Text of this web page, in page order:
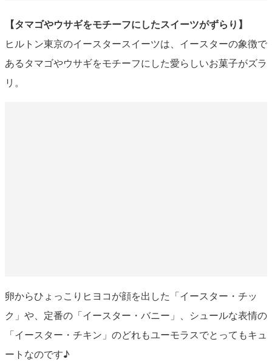
【タマゴやウサギをモチーフにしたスイーツがずらり】
ヒルトン東京のイースタースイーツは、イースターの象徴で
あるタマゴやウサギをモチーフにした愛らしいお菓子がズラ
リ。
卵からひょっこりヒヨコが顔を出した「イースター・チッ
ク」や、定番の「イースター・バニー」、シュールな表情の
「イースター・チキン」のどれもユーモラスでとってもキュ
ートなのです♪